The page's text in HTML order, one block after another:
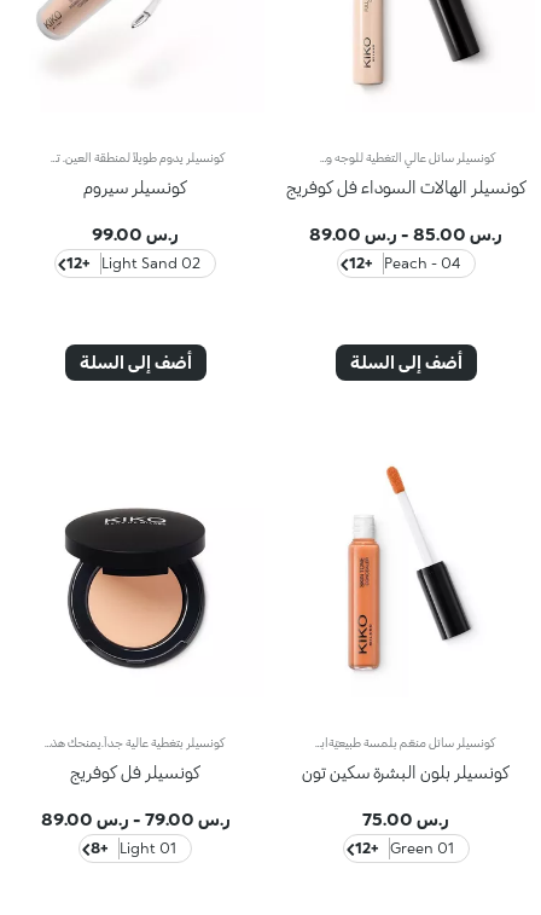
كونسيلر الهالات السوداء فل كوفريج
ر.س 85.00 - ر.س 89.00
04 - Peach
+12
أضف إلى السلة
كونسيلر سيروم
ر.س 99.00
02 Light Sand
+12
أضف إلى السلة
كونسيلر بلون البشرة سكين تون
ر.س 75.00
01 Green
+12
كونسيلر فل كوفريج
ر.س 79.00 - ر.س 89.00
01 Light
+8